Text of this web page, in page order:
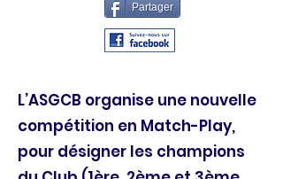
Partager
L’ASGCB organise une nouvelle
compétition en Match-Play,
pour désigner les champions